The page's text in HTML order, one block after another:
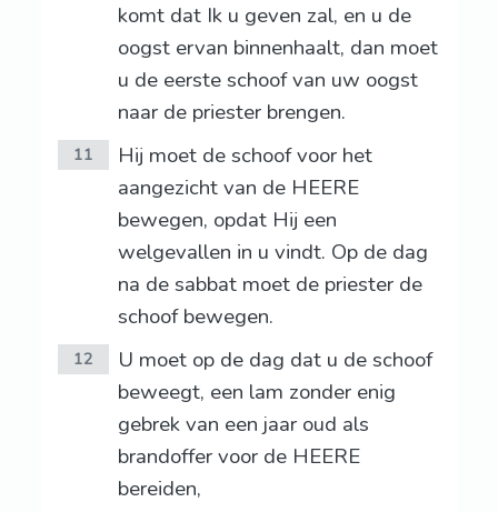
komt dat Ik u geven zal, en u de
oogst ervan binnenhaalt, dan moet
u de eerste schoof van uw oogst
naar de priester brengen.
11
Hij moet de schoof voor het
aangezicht van de HEERE
bewegen, opdat Hij een
welgevallen in u vindt. Op de dag
na de sabbat moet de priester de
schoof bewegen.
12
U moet op de dag dat u de schoof
beweegt, een lam zonder enig
gebrek van een jaar oud als
brandoffer voor de HEERE
bereiden,